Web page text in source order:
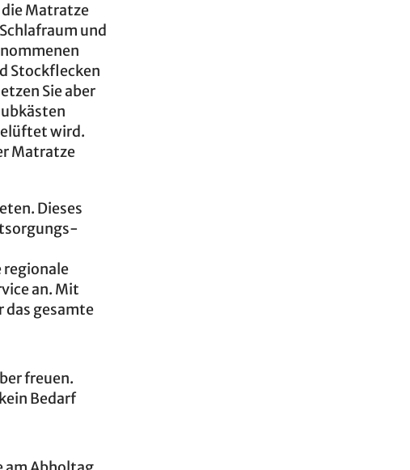
Matratze
und
Stockflecken
Sie aber
wird.
Matratze
Dieses
regionale
an. Mit
das gesamte
freuen.
Bedarf